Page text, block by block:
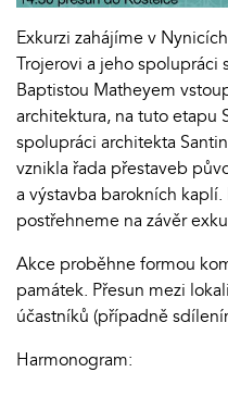
Exkurzi zahájíme v
Trojerovi a jeho spolupráci
Baptistou Matheyem
architektura, na tuto etapu
spolupráci architekta
vznikla řada přestaveb
a výstavba barokních
postřehneme na závěr
Akce proběhne formou
památek. Přesun mezi
účastníků (případně
Harmonogram: